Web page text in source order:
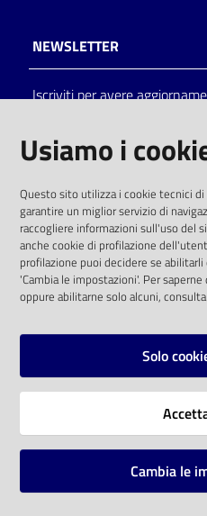
Catalogo
on line
Eventi
Chiedi al
bibliotecario
NEWSLETTER
Iscriviti per avere
solo alle condizioni previste
comunitaria 2003/98/CE e
SOCIAL
Instagram
Vai alla pagina
Mappa del sito
Usiamo i
Questo sito utilizza i cookie tecnici
garantire un miglior servizio di
raccogliere informazioni sull'uso del
anche cookie di profilazione
profilazione puoi decidere se
'Cambia le impostazioni'. Per
oppure abilitarne solo alcuni,
Solo
Cambia le